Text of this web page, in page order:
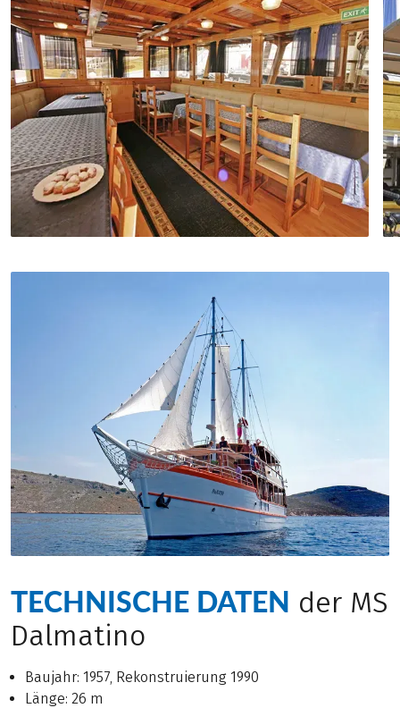
TECHNISCHE DATEN der MS
Dalmatino
Baujahr: 1957, Rekonstruierung 1990
Länge: 26 m